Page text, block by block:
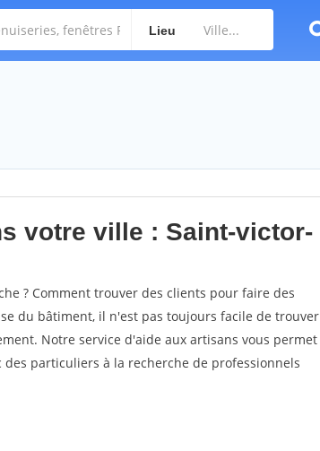
Lieu
votre ville : Saint-victor-
? Comment trouver des clients pour faire des
du bâtiment, il n'est pas toujours facile de trouver
Notre service d'aide aux artisans vous permet
particuliers à la recherche de professionnels